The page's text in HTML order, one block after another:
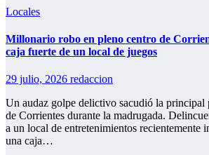
Locales
Millonario robo en pleno centro de
caja fuerte de un local de juegos
29 julio, 2026 redaccion
Un audaz golpe delictivo sacudió la principal
de Corrientes durante la madrugada.
a un local de entretenimientos recientemente
una caja…